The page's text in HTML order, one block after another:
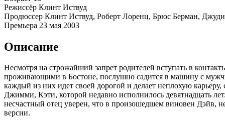
Режиссёр Клинт Иствуд
Продюссер Клинт Иствуд, Роберт Лоренц, Брюс Берман,
Премьера 23 мая 2003
Описание
Несмотря на строжайший запрет родителей вступать в
проживающими в Бостоне, послушно садится в машину с
каждый из них идет своей дорогой и делает неплохую
Джимми, Кэти, которой недавно исполнилось девятнадцать
несчастный отец уверен, что в произошедшем виновен Дэйв,
версии.